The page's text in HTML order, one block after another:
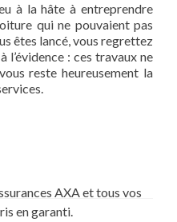
à la hâte à entreprendre
qui ne pouvaient pas
êtes lancé, vous regrettez
l’évidence : ces travaux ne
reste heureusement la
AXA et tous vos
en garanti.